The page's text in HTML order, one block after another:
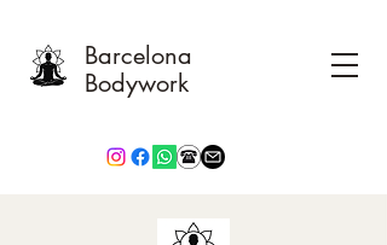
Barcelona
Bodywork